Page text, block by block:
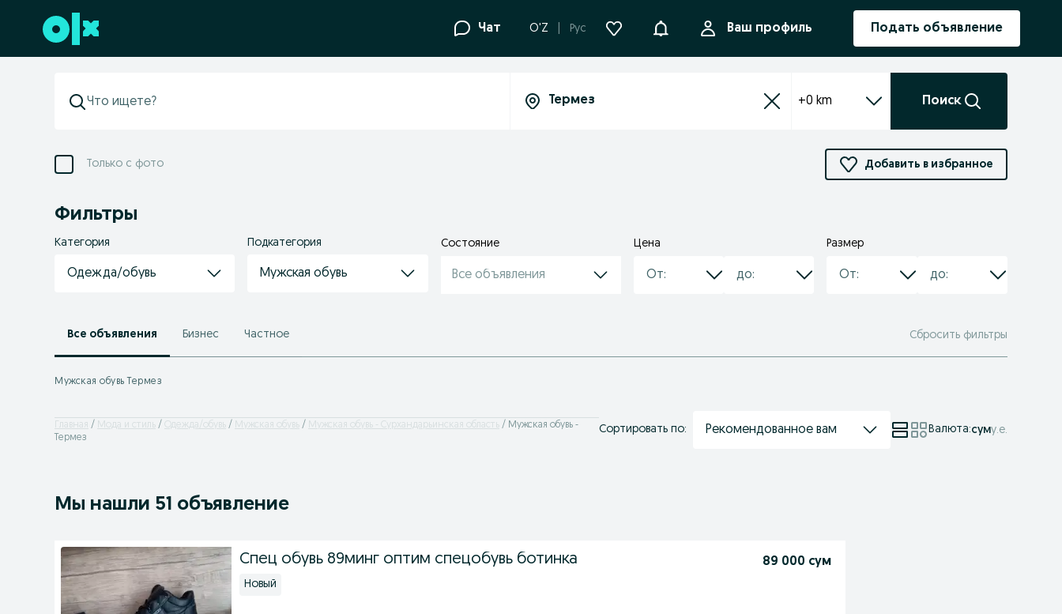
Перейти к нижнему колонтитулу Чат O'Z Рус УведомленияВаш профиль Подать объявление
+0 km Поиск
Только с фото Добавить в избранное
Фильтры
Категория
Одежда/обувь
Подкатегория
Мужская обувь
Состояние
Все объявления
Цена Размер
Все объявления Бизнес Частное Сбросить фильтры
Мужская обувь Термез
Главная Мода и стиль Одежда/обувь Мужская обувь Мужская обувь - Сурхандарьинская область
Мужская обувь -
Термез
Сортировать по: Рекомендованное вам Валюта:суму.е.
Мы нашли 51 объявление
Спец обувь 89минг оптим спецобувь ботинка 89 000 сум
Новый